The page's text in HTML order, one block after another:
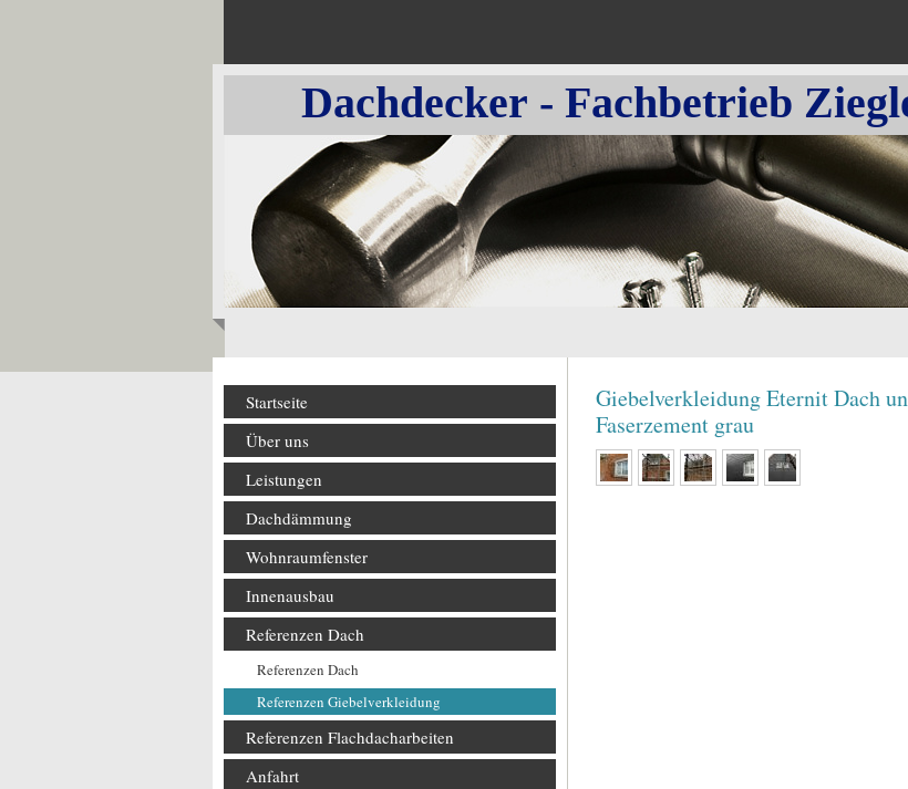
Dachdecker - Fachbetrieb
Giebelverkleidung Eternit Dach
Faserzement grau
Startseite
Über uns
Leistungen
Dachdämmung
Wohnraumfenster
Innenausbau
Referenzen Dach
Referenzen Dach
Referenzen Giebelverkleidung
Referenzen Flachdacharbeiten
Anfahrt